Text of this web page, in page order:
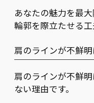
あなたの魅力を最
輪郭を際立たせる工
肩のラインが不鮮
肩のラインが不鮮
ない理由です。